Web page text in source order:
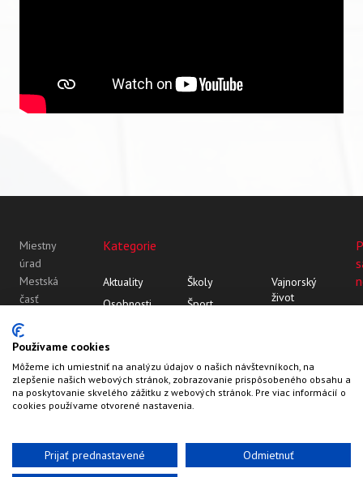
Miestny
úrad
Mestská
časť
Vajnory
Roľnícka
109
83107
Bratislava
Kategorie
Aktuality
Osobnosti
Školy
Šport
Vajnorský
život
Používame cookies
Môžeme ich umiestniť na analýzu údajov o našich návštevníkoch, na
zlepšenie našich webových stránok, zobrazovanie prispôsobeného obsahu a
na poskytovanie skvelého zážitku z webových stránok. Pre viac informácií o
cookies používame otvorené nastavenia.
Prijať prednastavené Odmietnuť